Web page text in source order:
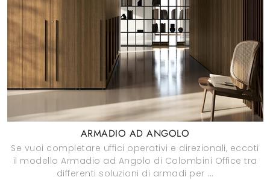
ARMADIO AD ANGOLO
Se vuoi completare uffici operativi e direzionali, eccoti
il modello Armadio ad Angolo di Colombini Office tra
differenti soluzioni di armadi per ...